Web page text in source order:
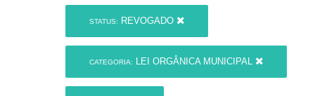
STATUS: REVOGADO
CATEGORIA: LEI ORGÂNICA MUNICIPAL